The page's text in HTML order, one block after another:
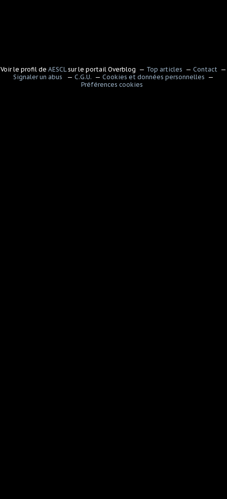
Voir le profil deAESCL sur le portail Overblog Top articles
Contact
Signaler un abus
C.G.U.
Cookies et données personnelles
Préférences cookies